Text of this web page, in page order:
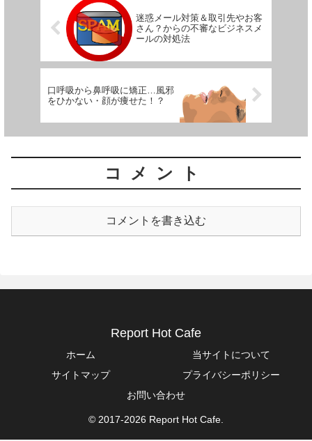
迷惑メール対策＆取引先やお客
さん？からの不審なビジネスメ
ールの対処法
口呼吸から鼻呼吸に矯正…風邪
をひかない・顔が痩せた！？
コメント
コメントを書き込む
Report Hot Cafe
ホーム
当サイトについて
サイトマップ
プライバシーポリシー
お問い合わせ
© 2017-2026 Report Hot Cafe.